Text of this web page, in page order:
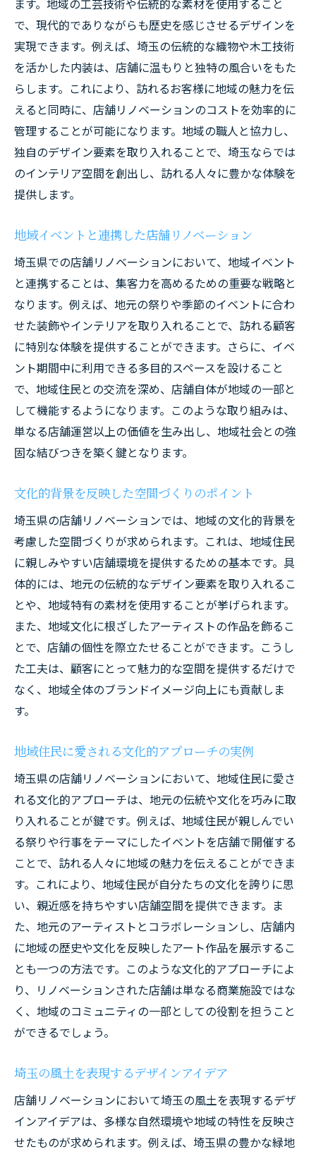
ます。地域の工芸技術や伝統的な素材を使用すること
で、現代的でありながらも歴史を感じさせるデザインを
実現できます。例えば、埼玉の伝統的な織物や木工技術
を活かした内装は、店舗に温もりと独特の風合いをもた
らします。これにより、訪れるお客様に地域の魅力を伝
えると同時に、店舗リノベーションのコストを効率的に
管理することが可能になります。地域の職人と協力し、
独自のデザイン要素を取り入れることで、埼玉ならでは
のインテリア空間を創出し、訪れる人々に豊かな体験を
提供します。
地域イベントと連携した店舗リノベーション
埼玉県での店舗リノベーションにおいて、地域イベント
と連携することは、集客力を高めるための重要な戦略と
なります。例えば、地元の祭りや季節のイベントに合わ
せた装飾やインテリアを取り入れることで、訪れる顧客
に特別な体験を提供することができます。さらに、イベ
ント期間中に利用できる多目的スペースを設けること
で、地域住民との交流を深め、店舗自体が地域の一部と
して機能するようになります。このような取り組みは、
単なる店舗運営以上の価値を生み出し、地域社会との強
固な結びつきを築く鍵となります。
文化的背景を反映した空間づくりのポイント
埼玉県の店舗リノベーションでは、地域の文化的背景を
考慮した空間づくりが求められます。これは、地域住民
に親しみやすい店舗環境を提供するための基本です。具
体的には、地元の伝統的なデザイン要素を取り入れるこ
とや、地域特有の素材を使用することが挙げられます。
また、地域文化に根ざしたアーティストの作品を飾るこ
とで、店舗の個性を際立たせることができます。こうし
た工夫は、顧客にとって魅力的な空間を提供するだけで
なく、地域全体のブランドイメージ向上にも貢献しま
す。
地域住民に愛される文化的アプローチの実例
埼玉県の店舗リノベーションにおいて、地域住民に愛さ
れる文化的アプローチは、地元の伝統や文化を巧みに取
り入れることが鍵です。例えば、地域住民が親しんでい
る祭りや行事をテーマにしたイベントを店舗で開催する
ことで、訪れる人々に地域の魅力を伝えることができま
す。これにより、地域住民が自分たちの文化を誇りに思
い、親近感を持ちやすい店舗空間を提供できます。ま
た、地元のアーティストとコラボレーションし、店舗内
に地域の歴史や文化を反映したアート作品を展示するこ
とも一つの方法です。このような文化的アプローチによ
り、リノベーションされた店舗は単なる商業施設ではな
く、地域のコミュニティの一部としての役割を担うこと
ができるでしょう。
埼玉の風土を表現するデザインアイデア
店舗リノベーションにおいて埼玉の風土を表現するデザ
インアイデアは、多様な自然環境や地域の特性を反映さ
せたものが求められます。例えば、埼玉県の豊かな緑地